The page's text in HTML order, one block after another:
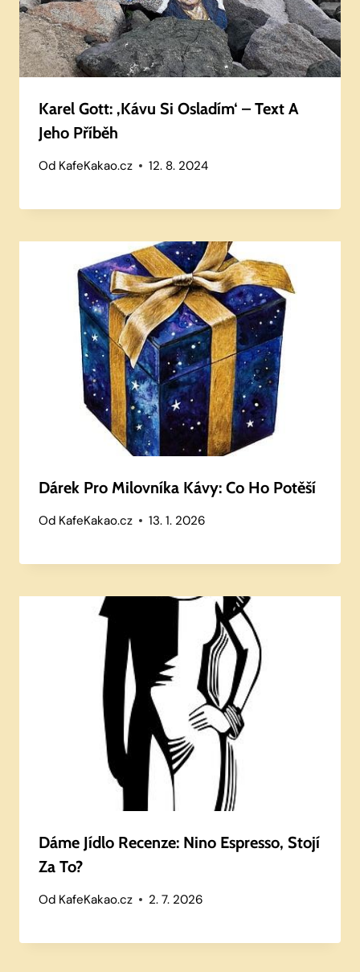
Karel Gott: ‚Kávu Si Osladím‘ – Text A
Jeho Příběh
Od KafeKakao.cz 12. 8. 2024
Dárek Pro Milovníka Kávy: Co Ho Potěší
Od KafeKakao.cz 13. 1. 2026
Dáme Jídlo Recenze: Nino Espresso, Stojí
Za To?
Od KafeKakao.cz 2. 7. 2026